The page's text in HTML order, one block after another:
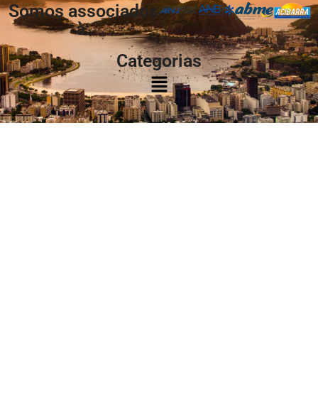
Somos associados
à:
Categorias